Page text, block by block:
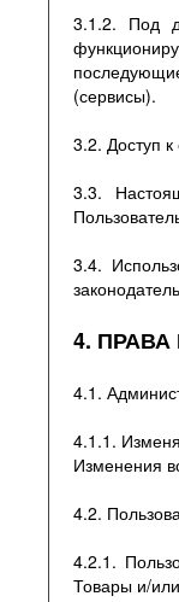
3.1.2. Под
(сервисы).
3.2. Доступ
3.3.
3.4.
4.
4.1.
4.1.1.
Изменения
4.2.
4.2.1.
Товары и/